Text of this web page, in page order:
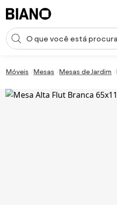
Entrada de pesquisa
Móveis Mesas Mesas de Jardim